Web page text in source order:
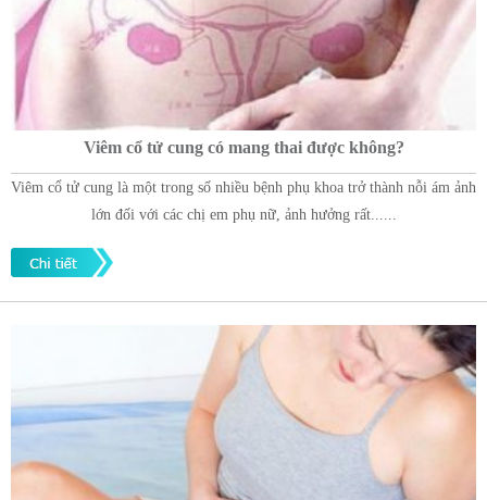
Viêm cổ tử cung có mang thai được không?
Viêm cổ tử cung là một trong số nhiều bệnh phụ khoa trở thành nỗi ám ảnh
lớn đối với các chị em phụ nữ, ảnh hưởng rất......